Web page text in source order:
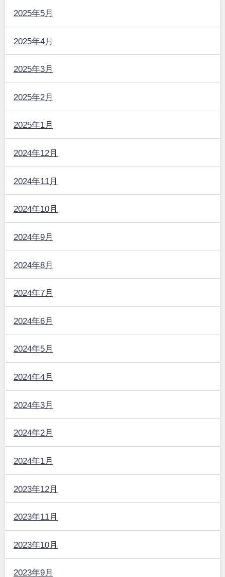
2025年5月
2025年4月
2025年3月
2025年2月
2025年1月
2024年12月
2024年11月
2024年10月
2024年9月
2024年8月
2024年7月
2024年6月
2024年5月
2024年4月
2024年3月
2024年2月
2024年1月
2023年12月
2023年11月
2023年10月
2023年9月